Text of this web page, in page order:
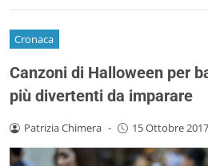
Cronaca
Canzoni di Halloween per
più divertenti da imparare
Patrizia Chimera - 15 Ottobre 2017